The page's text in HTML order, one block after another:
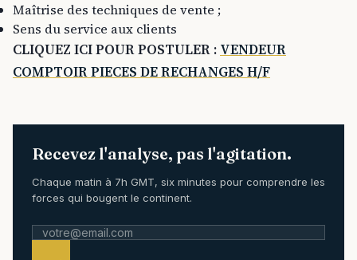
Maîtrise des techniques de vente ;
Sens du service aux clients
CLIQUEZ ICI POUR POSTULER : VENDEUR
COMPTOIR PIECES DE RECHANGES H/F
Recevez l'analyse, pas l'agitation.
Chaque matin à 7h GMT, six minutes pour comprendre les
forces qui bougent le continent.